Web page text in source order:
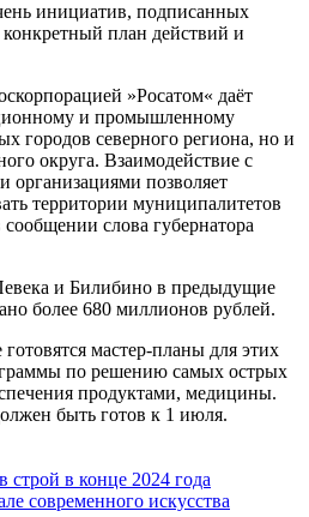
инициатив, подписанных
план действий и
»Росатом« даёт
и промышленному
городов северного региона, но и
округа. Взаимодействие с
организациями позволяет
территории муниципалитетов
слова губернатора
и Билибино в предыдущие
более 680 миллионов рублей.
мастер-планы для этих
по решению самых острых
продуктами, медицины.
быть готов к 1 июля.
строй в конце 2024 года
современного искусства